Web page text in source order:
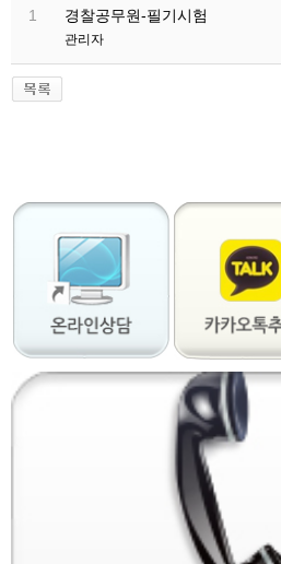
1
경찰공무원-필기시험
관리자